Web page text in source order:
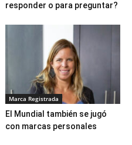
responder o para preguntar?
Marca Registrada
El Mundial también se jugó
con marcas personales